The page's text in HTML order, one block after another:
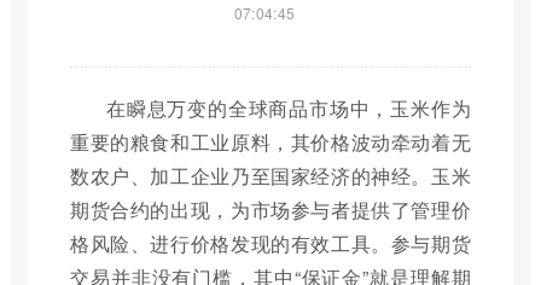
07:04:45
在瞬息万变的全球商品市场中，玉米作为
重要的粮食和工业原料，其价格波动牵动着无
数农户、加工企业乃至国家经济的神经。玉米
期货合约的出现，为市场参与者提供了管理价
格风险、进行价格发现的有效工具。参与期货
交易并非没有门槛，其中“保证金”就是理解期